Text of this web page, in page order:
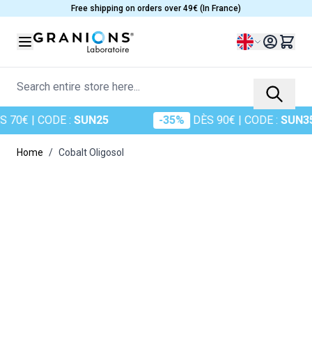
Skip to ContentFree shipping on orders over 49€ (In France)
Language
Search entire store here...
| CODE : SUN25 -35% DÈS 90€| CODE : SUN35
Home / Cobalt Oligosol